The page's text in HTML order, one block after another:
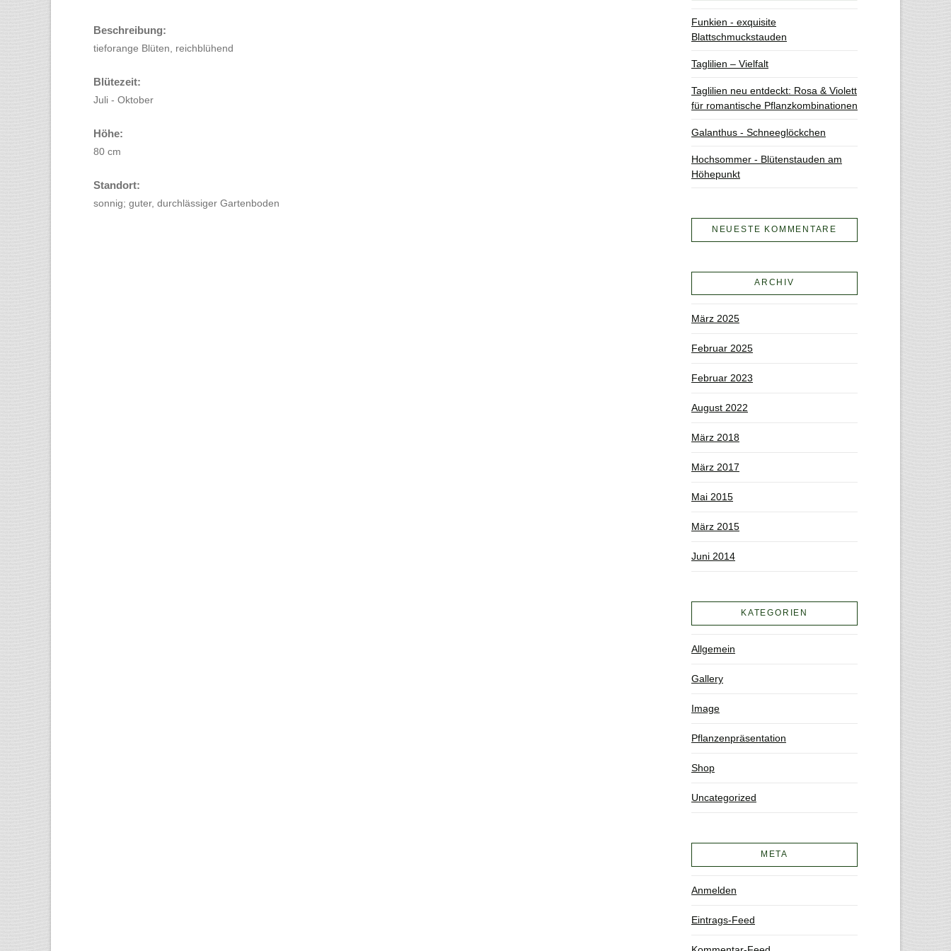
Beschreibung:
tieforange Blüten, reichblühend
Blütezeit:
Juli - Oktober
Höhe:
80 cm
Standort:
sonnig; guter, durchlässiger Gartenboden
Funkien - exquisite
Blattschmuckstauden
Taglilien – Vielfalt
Taglilien neu entdeckt: Rosa & Violett
für romantische Pflanzkombinationen
Galanthus - Schneeglöckchen
Hochsommer - Blütenstauden am
Höhepunkt
NEUESTE KOMMENTARE
ARCHIV
März 2025
Februar 2025
Februar 2023
August 2022
März 2018
März 2017
Mai 2015
März 2015
Juni 2014
KATEGORIEN
Allgemein
Gallery
Image
Pflanzenpräsentation
Shop
Uncategorized
META
Anmelden
Eintrags-Feed